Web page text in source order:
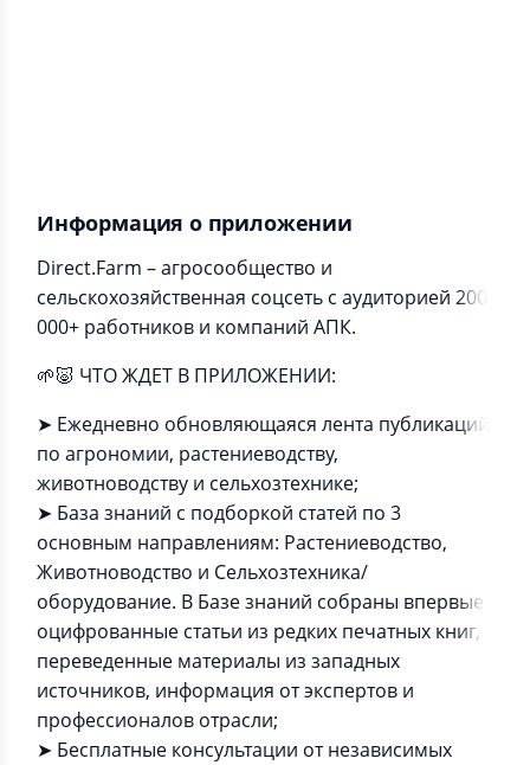
Информация о приложении
Direct.Farm – агросообщество и
сельскохозяйственная соцсеть с аудиторией 200
000+ работников и компаний АПК.
🌱🐷 ЧТО ЖДЕТ В ПРИЛОЖЕНИИ:
➤ Ежедневно обновляющаяся лента публикаций
по агрономии, растениеводству,
животноводству и сельхозтехнике;
➤ База знаний с подборкой статей по 3
основным направлениям: Растениеводство,
Животноводство и Сельхозтехника/
оборудование. В Базе знаний собраны впервые
оцифрованные статьи из редких печатных книг,
переведенные материалы из западных
источников, информация от экспертов и
профессионалов отрасли;
➤ Бесплатные консультации от независимых